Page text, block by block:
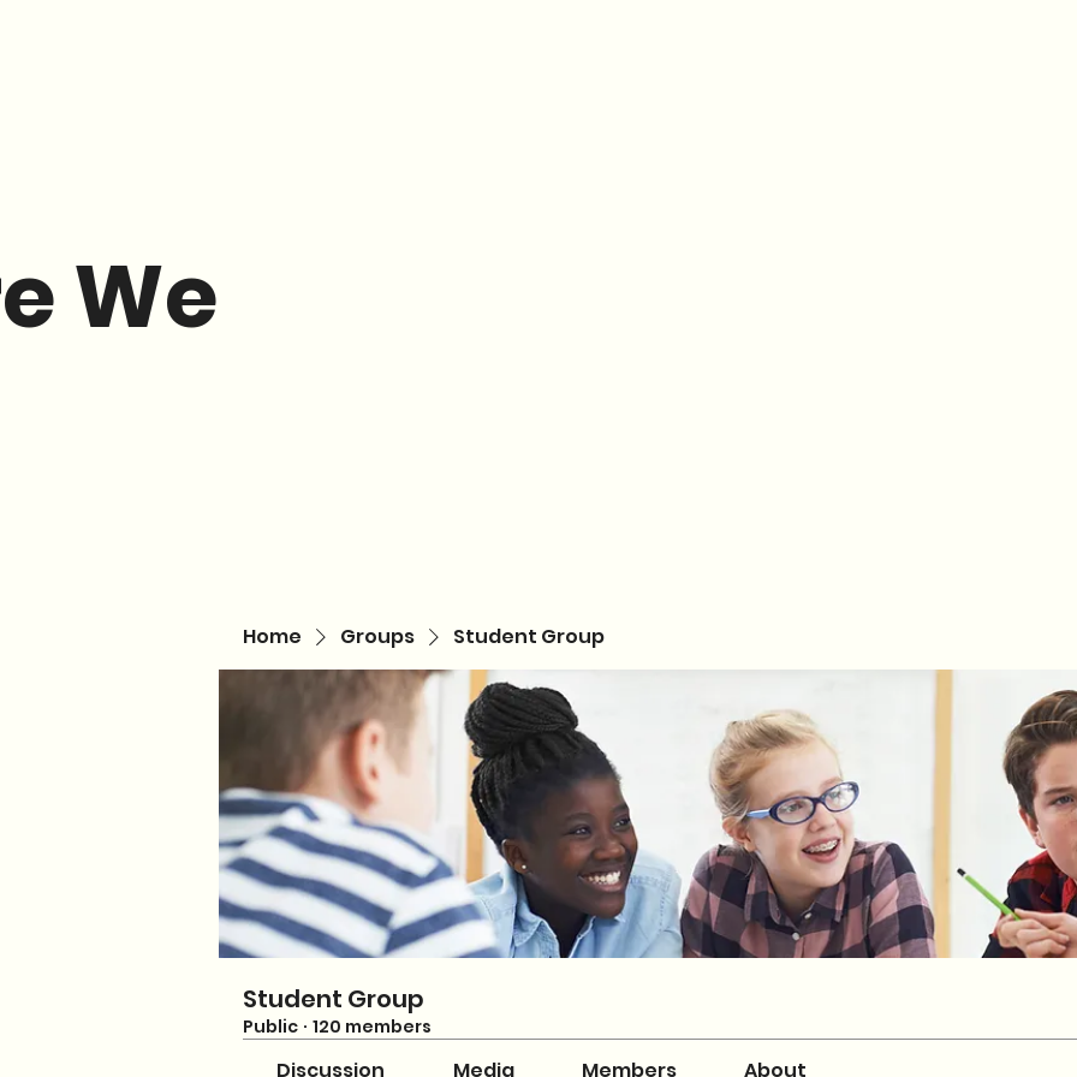
We
Home Groups Student Group
Student Group
Public · 120 members
Discussion Media Members About